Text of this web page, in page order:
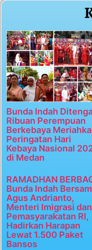
Bunda Indah
Ribuan Perempuan
Berkebaya
Peringatan Hari
Kebaya Nasional
di Medan
RAMADHAN
Bunda Indah
Agus Andrianto,
Menteri Imigrasi dan
Pemasyarakatan RI,
Hadirkan Harapan
Lewat 1.500 Paket
Bansos